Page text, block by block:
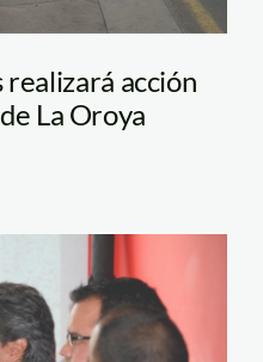
acción
La Oroya